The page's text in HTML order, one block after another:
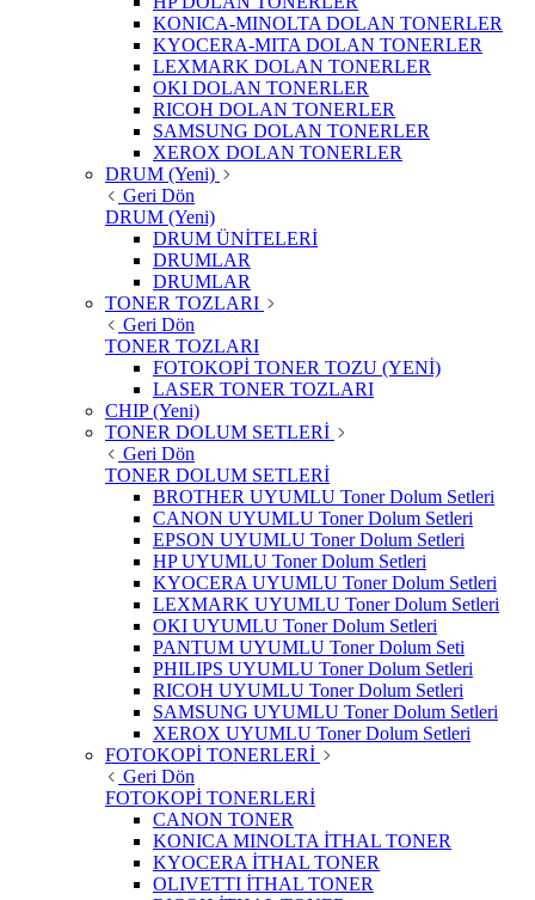
KONICA-MINOLTA DOLAN TONERLER
KYOCERA-MITA DOLAN TONERLER
LEXMARK DOLAN TONERLER
OKI DOLAN TONERLER
RICOH DOLAN TONERLER
SAMSUNG DOLAN TONERLER
XEROX DOLAN TONERLER
DRUM (Yeni)
Geri Dön
DRUM (Yeni)
DRUM ÜNİTELERİ
DRUMLAR
DRUMLAR
TONER TOZLARI
Geri Dön
TONER TOZLARI
FOTOKOPİ TONER TOZU (YENİ)
LASER TONER TOZLARI
CHIP (Yeni)
TONER DOLUM SETLERİ
Geri Dön
TONER DOLUM SETLERİ
BROTHER UYUMLU Toner Dolum Setleri
CANON UYUMLU Toner Dolum Setleri
EPSON UYUMLU Toner Dolum Setleri
HP UYUMLU Toner Dolum Setleri
KYOCERA UYUMLU Toner Dolum Setleri
LEXMARK UYUMLU Toner Dolum Setleri
OKI UYUMLU Toner Dolum Setleri
PANTUM UYUMLU Toner Dolum Seti
PHILIPS UYUMLU Toner Dolum Setleri
RICOH UYUMLU Toner Dolum Setleri
SAMSUNG UYUMLU Toner Dolum Setleri
XEROX UYUMLU Toner Dolum Setleri
FOTOKOPİ TONERLERİ
Geri Dön
FOTOKOPİ TONERLERİ
CANON TONER
KONICA MINOLTA İTHAL TONER
KYOCERA İTHAL TONER
OLIVETTI İTHAL TONER